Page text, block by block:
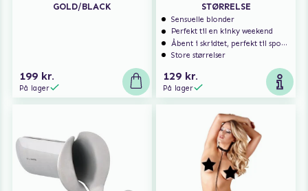
GOLD/BLACK
199 kr.
På lager
STØRRELSE
Sensuelle blonder
Perfekt til en kinky weekend
Åbent i skridtet, perfekt til spontan sex
Store størrelser
129 kr.
På lager